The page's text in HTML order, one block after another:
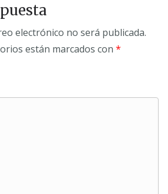
electrónico no será publicada.
están marcados con *